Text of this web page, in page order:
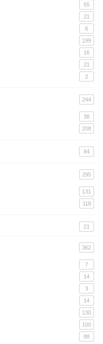
55
21
6
199
16
21
2
244
38
208
84
295
131
118
21
362
7
14
3
14
130
100
88